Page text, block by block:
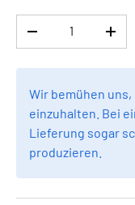
MENGE VERRINGERN
Wir bemühen
einzuhalten. Bei
Lieferung sogar
produzieren.